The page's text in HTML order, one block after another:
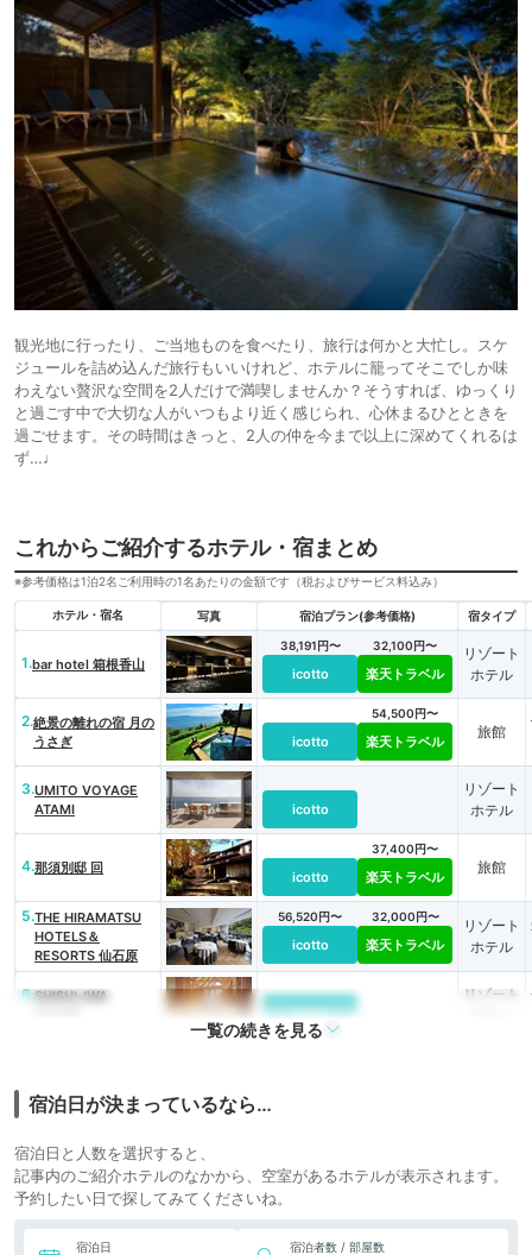
観光地に行ったり、ご当地ものを食べたり、旅行は何かと大忙し。スケ
ジュールを詰め込んだ旅行もいいけれど、ホテルに籠ってそこでしか味
わえない贅沢な空間を2人だけで満喫しませんか？そうすれば、ゆっくり
と過ごす中で大切な人がいつもより近く感じられ、心休まるひとときを
過ごせます。その時間はきっと、2人の仲を今まで以上に深めてくれるは
ず…♩
これからご紹介するホテル・宿まとめ
※参考価格は1泊2名ご利用時の1名あたりの金額です（税およびサービス料込み）
ホテル・宿名 写真 宿泊プラン(参考価格) 宿タイプ
1.bar hotel 箱根香山
38,191円〜
icotto
32,100円〜
楽天トラベル
リゾート
ホテル
2.絶景の離れの宿 月の
うさぎ
icotto
54,500円〜
楽天トラベル
旅館
3.UMITO VOYAGE
ATAMI
icotto
リゾート
ホテル
4.那須別邸 回
icotto
37,400円〜
楽天トラベル
旅館
5.THE HIRAMATSU
HOTELS＆
RESORTS 仙石原
56,520円〜
icotto
32,000円〜
楽天トラベル
リゾート
ホテル
6.SHISHI-IWA
icotto
リゾート
一覧の続きを見る
宿泊日が決まっているなら…
宿泊日と人数を選択すると、
記事内のご紹介ホテルのなかから、空室があるホテルが表示されます。
予約したい日で探してみてくださいね。
宿泊日 宿泊者数 / 部屋数